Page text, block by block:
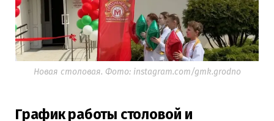
Новая столовая. Фото: instagram.com/gmk.grodno
График работы столовой и